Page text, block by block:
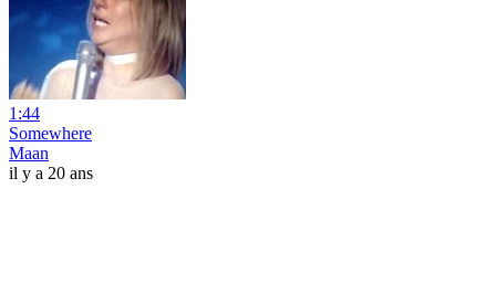
1:44
Somewhere
Maan
il y a 20 ans